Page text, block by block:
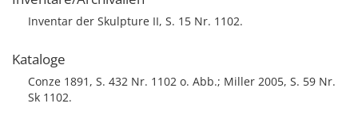
Inventar der Skulpture II, S. 15 Nr. 1102.
Kataloge
Conze 1891, S. 432 Nr. 1102 o. Abb.; Miller 2005, S. 59 Nr.
Sk 1102.